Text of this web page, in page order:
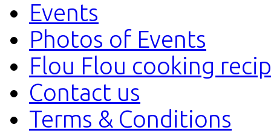
Events
Photos of Events
Flou Flou cooking
Contact us
Terms & Conditions